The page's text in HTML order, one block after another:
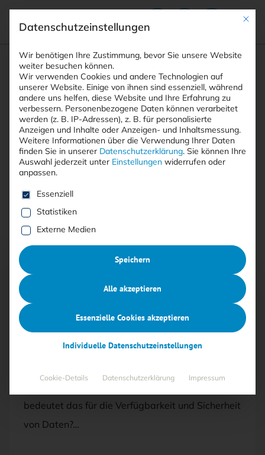
Suchfeld
Suchen
Breadcrumb-Navigation
STARTSEITE AUTOREN MARKUS GRAU
Alle Beiträge von Markus Grau
Alle
AUSGABE 1/2019
Grenzenloses Speichern
zwischen on-Premise und Cloud auf? Was
bedeutet das für die Verfügbarkeit und Sicherheit
von Daten?…
Mit
Datenschutzeinstellungen
Wir benötigen Ihre Zustimmung, bevor Sie unsere Website
weiter besuchen können.
Wir verwenden Cookies und andere Technologien auf
unserer Website. Einige von ihnen sind essenziell, während
andere uns helfen, diese Website und Ihre Erfahrung zu
verbessern. Personenbezogene Daten können verarbeitet
werden (z. B. IP-Adressen), z. B. für personalisierte
Anzeigen und Inhalte oder Anzeigen- und Inhaltsmessung.
Weitere Informationen über die Verwendung Ihrer Daten
finden Sie in unserer Datenschutzerklärung. Sie können Ihre
Auswahl jederzeit unter Einstellungen widerrufen oder
anpassen.
Es folgt eine Liste der Service-Gruppen, für die eine
Essenziell
Statistiken
Externe Medien
Speichern
Alle akzeptieren
Essenzielle Cookies akzeptieren
Individuelle Datenschutzeinstellungen
Cookie-Details Datenschutzerklärung Impressum